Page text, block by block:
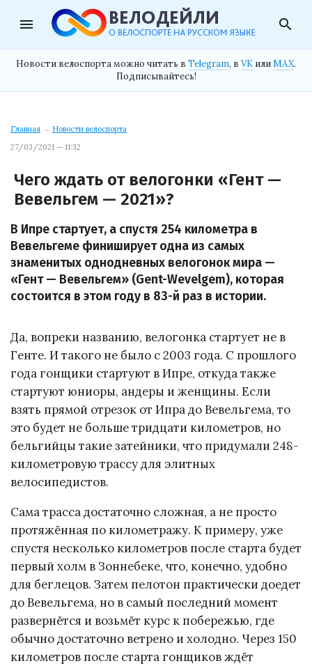
menu search
Новости велоспорта можно читать в Telegram, в VK илиMAX.
Подписывайтесь!
Главная → Новости велоспорта
27/03/2021 — 11:32
Чего ждать от велогонки «Гент —
Вевельгем — 2021»?
В Ипре стартует, а спустя 254 километра в
Вевельгеме финиширует одна из самых
знаменитых однодневных велогонок мира —
«Гент — Вевельгем» (Gent-Wevelgem), которая
состоится в этом году в 83-й раз в истории.
Да, вопреки названию, велогонка стартует не в
Генте. И такого не было с 2003 года. С прошлого
года гонщики стартуют в Ипре, откуда также
стартуют юниоры, андеры и женщины. Если
взять прямой отрезок от Ипра до Вевельгема, то
это будет не больше тридцати километров, но
бельгийцы такие затейники, что придумали 248-
километровую трассу для элитных
велосипедистов.
Сама трасса достаточно сложная, а не просто
протяжённая по километражу. К примеру, уже
спустя несколько километров после старта будет
первый холм в Зоннебеке, что, конечно, удобно
для беглецов. Затем пелотон практически доедет
до Вевельгема, но в самый последний момент
развернётся и возьмёт курс к побережью, где
обычно достаточно ветрено и холодно. Через 150
километров после старта гонщиков ждёт